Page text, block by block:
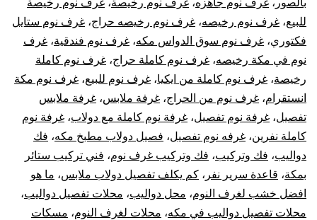
بالصور ، غرف نوم جاهزه، غرف نوم رخيصة، غرف نوم رخيصة
للبيع، غرف نوم رخيصه، غرف نوم رخيصه حراج، غرف نوم ستايل
فكتوري، غرف نوم سوق الدواس مكه، غرف نوم فندقية، غرف
نوم في مكة رخيصه، غرف نوم كاملة حراج، غرف نوم كاملة
رخيصة، غرف نوم كاملة من ايكيا، غرف نوم للبيع، غرف نوم مكة
انستقرام، غرف نوم من الحراج، غرفة ملابس، غرفة ملابس
تفصيل، غرفة نوم تفصيل، غرفة نوم كاملة مع دولاب، غرفة نوم
كاملة نفرين، غرفه نوم تفصيل، فصيل دولاب مطبخ مكه، فك
دواليب، فك وتركيب، فك وتركيب غرف نوم، فني تركيب ستائر
بمكة، قاعدة سرير نفر ، كم يكلف تفصيل دولاب ملابس، ما هو
افضل خشب لغرف النوم، محل دواليب، محلات تفصيل دواليب،
محلات تفصيل دواليب في مكه، محلات لغرف النوم، مسكات